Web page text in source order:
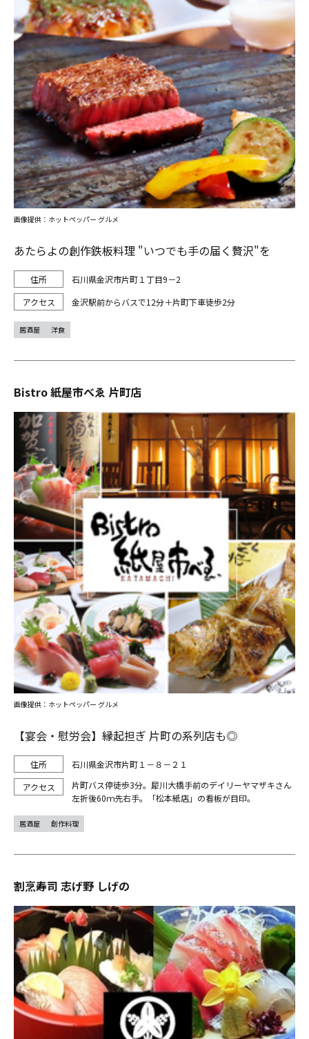
あたらよの創作鉄板料理 "いつでも手の届く贅沢"を
石川県金沢市片町１丁目9－2
金沢駅前からバスで12分＋片町下車徒歩2分
画像提供：ホットペッパー グルメ
居酒屋 洋食
Bistro 紙屋市べゑ 片町店
【宴会・慰労会】縁起担ぎ 片町の系列店も◎
石川県金沢市片町１－８－２１
片町バス停徒歩3分。犀川大橋手前のデイリーヤマザキさん
左折後60ｍ先右手。「松本紙店」の看板が目印。
画像提供：ホットペッパー グルメ
居酒屋 創作料理
割烹寿司 志げ野 しげの